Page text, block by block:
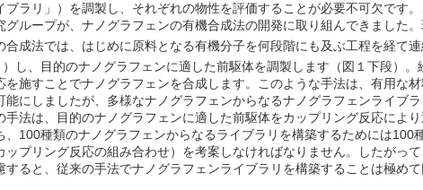
ブラリ」）を調製し、それぞれの物性を評価することが必要不可欠です
グループが、ナノグラフェンの有機合成法の開発に取り組んできました
合成法では、はじめに原料となる有機分子を何段階にも及ぶ工程を経て
）し、目的のナノグラフェンに適した前駆体を調製します（図１下段）
を施すことでナノグラフェンを合成します。このような手法は、有用な
能にしましたが、多様なナノグラフェンからなるナノグラフェンライブ
手法は、目的のナノグラフェンに適した前駆体をカップリング反応によ
、100種類のナノグラフェンからなるライブラリを構築するためには100
ップリング反応の組み合わせ）を考案しなければなりません。したがっ
すると、従来の手法でナノグラフェンライブラリを構築することは極めて